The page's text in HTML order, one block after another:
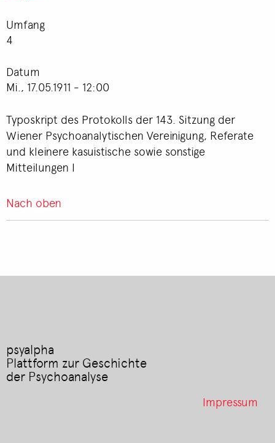
Umfang
4
Datum
Mi., 17.05.1911 - 12:00
Typoskript des Protokolls der 143. Sitzung der
Wiener Psychoanalytischen Vereinigung, Referate
und kleinere kasuistische sowie sonstige
Mitteilungen I
Nach oben
psyalpha
Plattform zur Geschichte
der Psychoanalyse
Impressum